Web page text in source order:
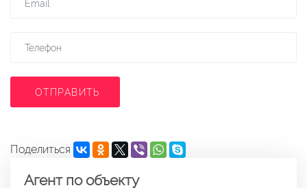
ОТПРАВИТЬ
Поделиться
Агент по объекту